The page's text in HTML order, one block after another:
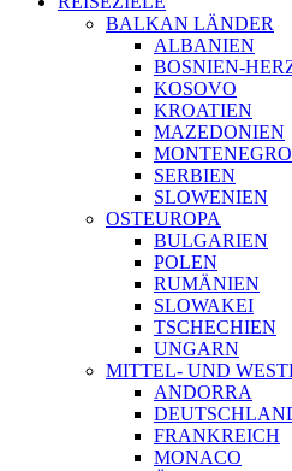
BALKAN LÄNDER
ALBANIEN
BOSNIEN-
KOSOVO
KROATIEN
MAZEDONIEN
MONTENEGRO
SERBIEN
SLOWENIEN
OSTEUROPA
BULGARIEN
POLEN
RUMÄNIEN
SLOWAKEI
TSCHECHIEN
UNGARN
MITTEL- UND
ANDORRA
FRANKREICH
MONACO